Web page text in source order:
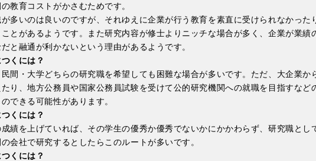
教育コストがかさむためです。
多いのは良いのですが、それゆえに企業が行う教育を素直に受けられなかった
とがあるようです。また研究内容が修士よりニッチな場合が多く、企業が業績
と融通が利かないという理由があるようです。
くには？
間・大学どちらの研究職を希望しても困難な場合が多いです。ただ、大企業か
り、地方公務員や国家公務員試験を受けて公的研究機関への就職を目指すなど
できる可能性があります。
くには？
績を上げていれば、その学生の優秀か優秀でないかにかかわらず、研究職とし
会社で研究するとしたらこのルートが多いです。
くには？